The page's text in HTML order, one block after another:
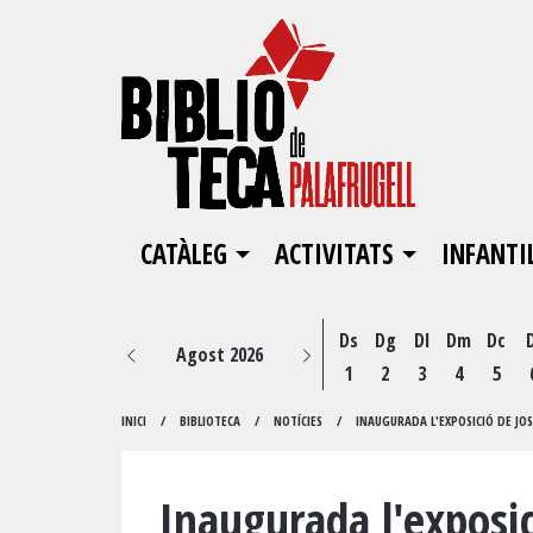
CATÀLEG ACTIVITATS
Agost 2026
Ds
1
Dg
2
Dl
3
Dm
4
Dc
5
INICI BIBLIOTECA NOTÍCIES INAUGURADA L'EXPOSICIÓ DE
Inaugurada